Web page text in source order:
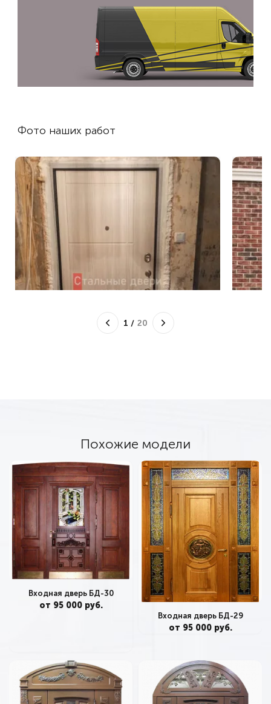
Фото наших работ
1 / 20
Похожие модели
Входная дверь БД-30
от 95 000 руб.
Входная дверь БД-29
от 95 000 руб.